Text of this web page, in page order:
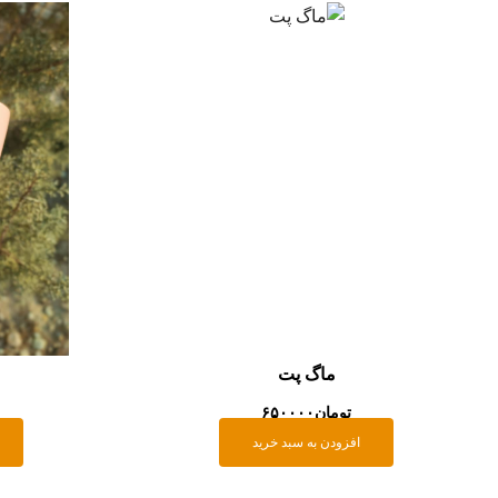
ماگ پت
تومان۶۵۰۰۰۰
افزودن به سبد خرید